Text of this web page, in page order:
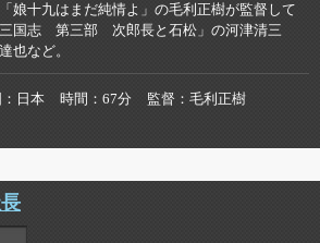
娘十九はまだ純情よ」の毛利正樹が監督して
三国志 第三部 次郎長と石松」の河津清三
也など。
日本 時間 67分 監督
毛利正樹